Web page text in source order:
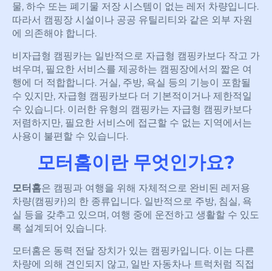
물, 하수 또는 폐기물 저장 시스템이 없는 레저 차량입니다.
따라서 캠핑장 시설이나 공공 유틸리티와 같은 외부 자원
에 의존해야 합니다.
비자급형 캠핑카는 일반적으로 자급형 캠핑카보다 작고 가
벼우며, 필요한 서비스를 제공하는 캠핑장에서의 짧은 여
행에 더 적합합니다. 거실, 주방, 욕실 등의 기능이 포함될
수 있지만, 자급형 캠핑카보다 더 기본적이거나 제한적일
수 있습니다. 이러한 유형의 캠핑카는 자급형 캠핑카보다
저렴하지만, 필요한 서비스에 접근할 수 없는 지역에서는
사용이 불편할 수 있습니다.
모터홈이란 무엇인가요?
모터홈은 캠핑과 여행을 위해 자체적으로 완비된 레저용
차량(캠핑카)의 한 종류입니다. 일반적으로 주방, 침실, 욕
실 등을 갖추고 있으며, 여행 중에 운전하고 생활할 수 있도
록 설계되어 있습니다.
모터홈은 동력 전달 장치가 있는 캠핑카입니다. 이는 다른
차량에 의해 견인되지 않고, 일반 자동차나 트럭처럼 직접